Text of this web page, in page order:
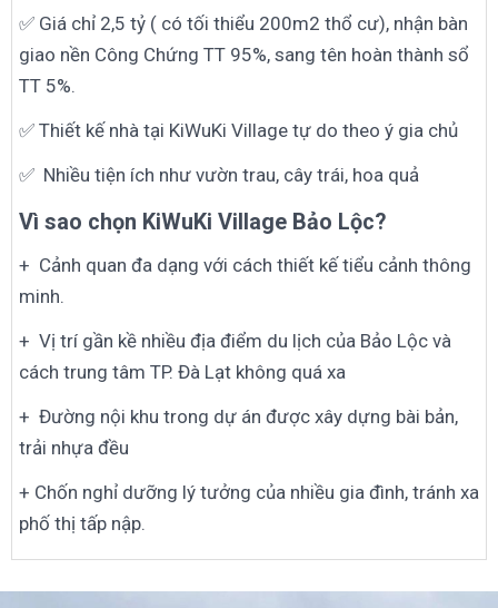
✅ Giá chỉ 2,5 tỷ ( có tối thiểu 200m2 thổ cư), nhận bàn
giao nền Công Chứng TT 95%, sang tên hoàn thành sổ
TT 5%.
✅ Thiết kế nhà tại KiWuKi Village tự do theo ý gia chủ
✅ Nhiều tiện ích như vườn trau, cây trái, hoa quả
Vì sao chọn KiWuKi Village Bảo Lộc?
+ Cảnh quan đa dạng với cách thiết kế tiểu cảnh thông
minh.
+ Vị trí gần kề nhiều địa điểm du lịch của Bảo Lộc và
cách trung tâm TP. Đà Lạt không quá xa
+ Đường nội khu trong dự án được xây dựng bài bản,
trải nhựa đều
+ Chốn nghỉ dưỡng lý tưởng của nhiều gia đình, tránh xa
phố thị tấp nập.